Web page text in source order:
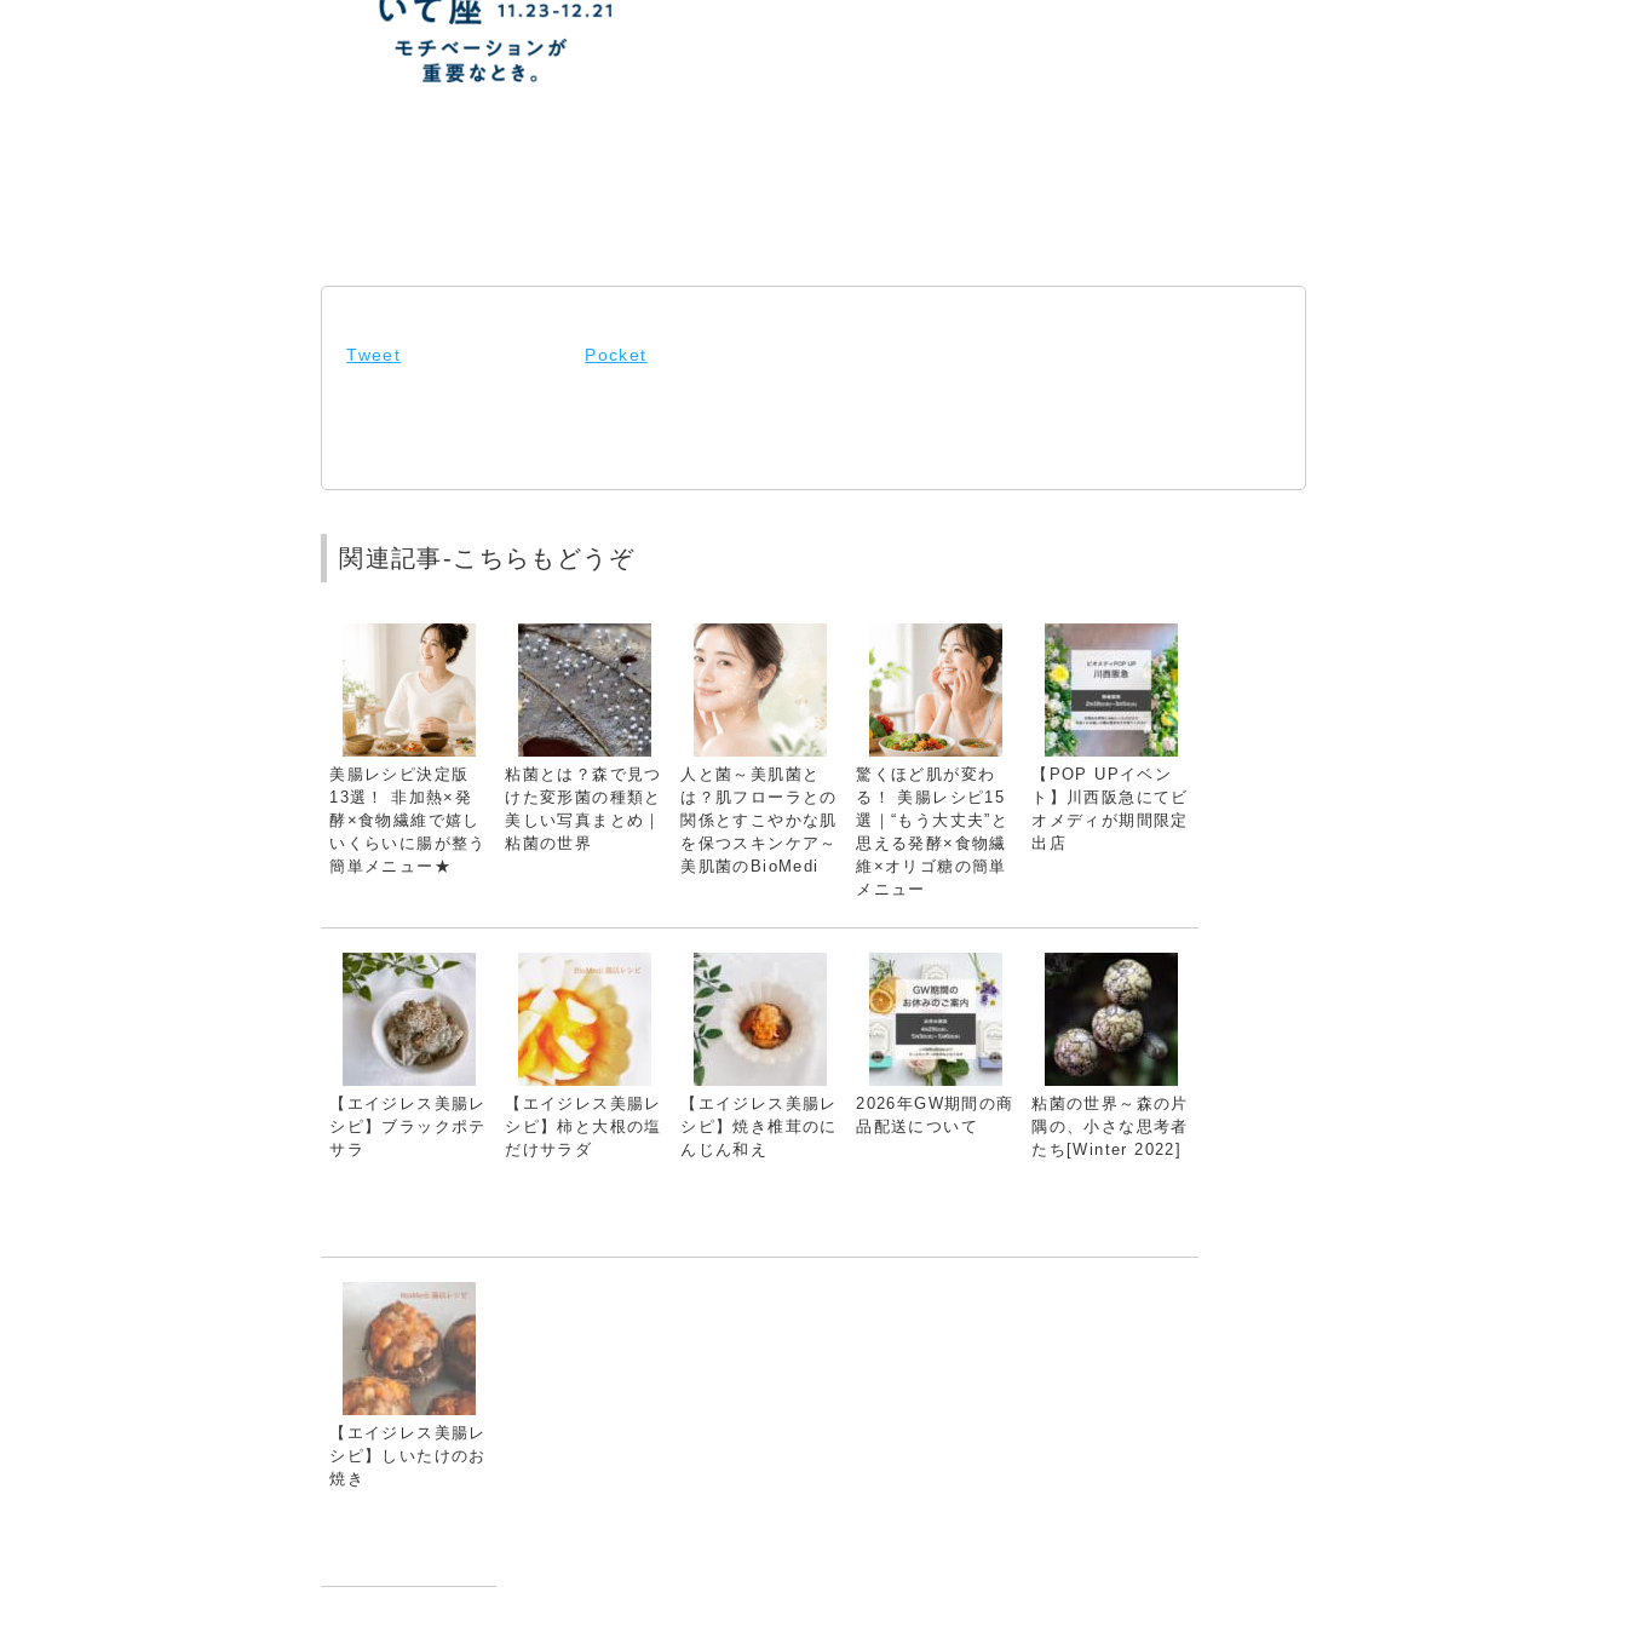
Tweet Pocket
関連記事-こちらもどうぞ
美腸レシピ決定版
13選！ 非加熱×発
酵×食物繊維で嬉し
いくらいに腸が整う
簡単メニュー★
粘菌とは？森で見つ
けた変形菌の種類と
美しい写真まとめ｜
粘菌の世界
人と菌～美肌菌と
は？肌フローラとの
関係とすこやかな肌
を保つスキンケア～
美肌菌のBioMedi
驚くほど肌が変わ
る！ 美腸レシピ15
選｜“もう大丈夫”と
思える発酵×食物繊
維×オリゴ糖の簡単
メニュー
【POP UPイベン
ト】川西阪急にてビ
オメディが期間限定
出店
【エイジレス美腸レ
シピ】ブラックポテ
サラ
【エイジレス美腸レ
シピ】柿と大根の塩
だけサラダ
【エイジレス美腸レ
シピ】焼き椎茸のに
んじん和え
2026年GW期間の商
品配送について
粘菌の世界～森の片
隅の、小さな思考者
たち[Winter 2022]
【エイジレス美腸レ
シピ】しいたけのお
焼き